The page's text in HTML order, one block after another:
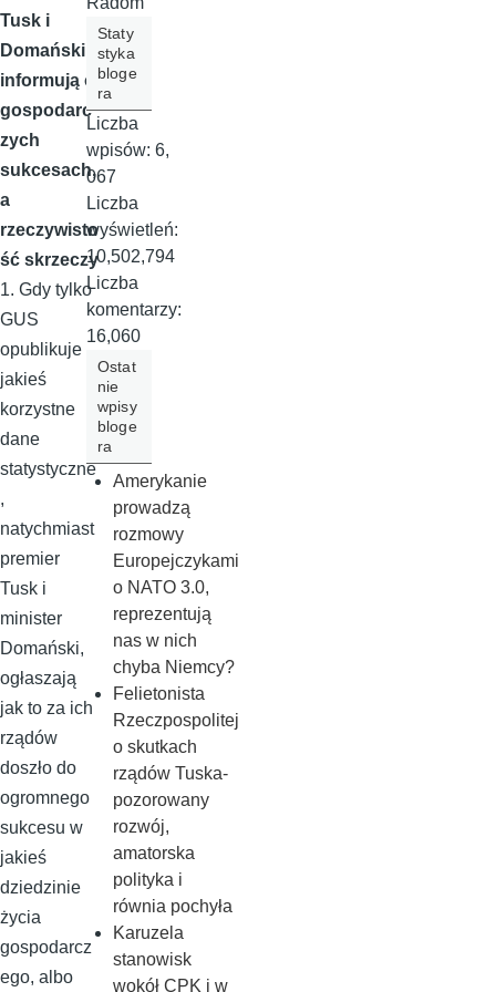
Tusk i
Domański
informują o
gospodarc
zych
sukcesach,
a
rzeczywisto
ść skrzeczy
1. Gdy tylko
GUS
opublikuje
jakieś
korzystne
dane
statystyczne
,
natychmiast
premier
Tusk i
minister
Domański,
ogłaszają
jak to za ich
rządów
doszło do
ogromnego
sukcesu w
jakieś
dziedzinie
życia
gospodarcz
ego, albo
Staty
styka
bloge
ra
Liczba
wpisów: 6,
067
Liczba
wyświetleń:
10,502,794
Liczba
komentarzy:
16,060
Ostat
nie
wpisy
bloge
ra
Amerykanie
prowadzą
rozmowy
Europejczykami
o NATO 3.0,
reprezentują
nas w nich
chyba Niemcy?
Felietonista
Rzeczpospolitej
o skutkach
rządów Tuska-
pozorowany
rozwój,
amatorska
polityka i
równia pochyła
Karuzela
stanowisk
wokół CPK i w